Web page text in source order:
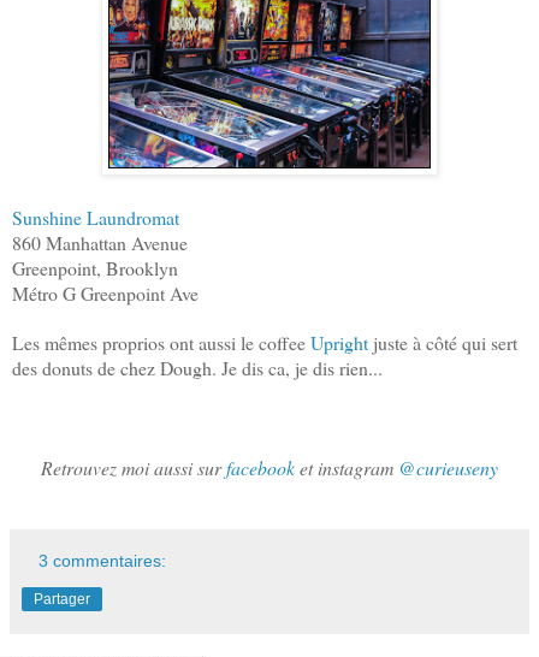
Sunshine Laundromat
860 Manhattan Avenue
Greenpoint, Brooklyn
Métro G Greenpoint Ave
Les mêmes proprios ont aussi le coffeeUpright juste à côté qui sert
des donuts de chez Dough. Je dis ca, je dis rien...
Retrouvez moi aussi surfacebooket instagram @curieuseny
3 commentaires:
Partager